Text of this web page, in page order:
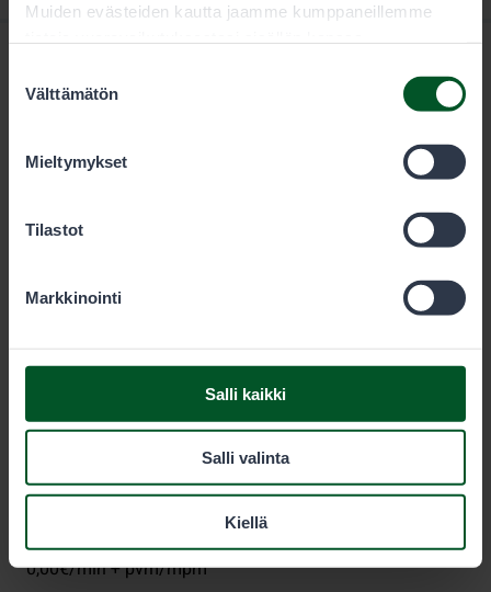
Muiden evästeiden kautta jaamme kumppaneillemme
tietoihin, joita olet antanut heille tai joita on kerätty, kun
olet käyttänyt heidän palvelujaan. Voit sallia haluamasi
valinta
Välttämätön
Mieltymykset
Tilastot
Markkinointi
Salli kaikki
Salli valinta
Kiellä
00521Helsinki
0,00€/min + pvm/mpm